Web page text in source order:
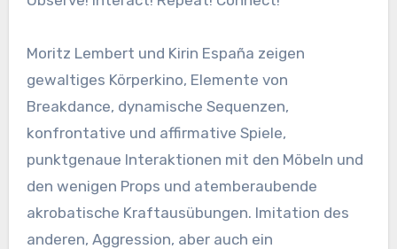
Moritz Lembert und Kirin España zeigen
gewaltiges Körperkino, Elemente von
Breakdance, dynamische Sequenzen,
konfrontative und affirmative Spiele,
punktgenaue Interaktionen mit den Möbeln und
den wenigen Props und atemberaubende
akrobatische Kraftausübungen. Imitation des
anderen, Aggression, aber auch ein